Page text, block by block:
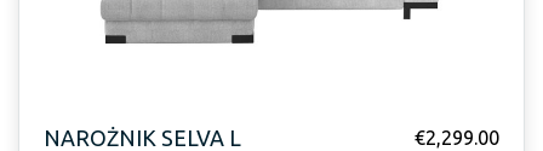
NAROŻNIK SELVA L €2,299.00